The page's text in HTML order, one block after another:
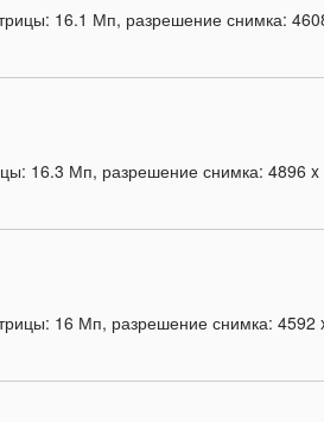
16.1 Мп, разрешение снимка:
16.3 Мп, разрешение снимка: 4896
16 Мп, разрешение снимка: 4592